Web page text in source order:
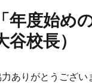
年度始め
校長）
ありがとうござい